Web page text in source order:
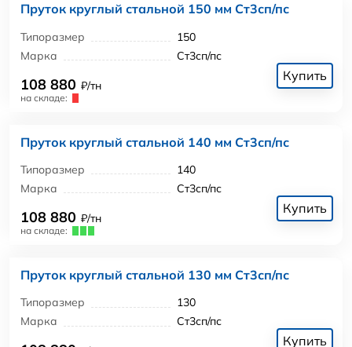
Пруток круглый стальной 150 мм Ст3сп/пс
Типоразмер
150
Марка
Ст3сп/пс
108 880 ₽/тн
на складе:
Купить
Пруток круглый стальной 140 мм Ст3сп/пс
Типоразмер
140
Марка
Ст3сп/пс
108 880 ₽/тн
на складе:
Купить
Пруток круглый стальной 130 мм Ст3сп/пс
Типоразмер
130
Марка
Ст3сп/пс
Купить